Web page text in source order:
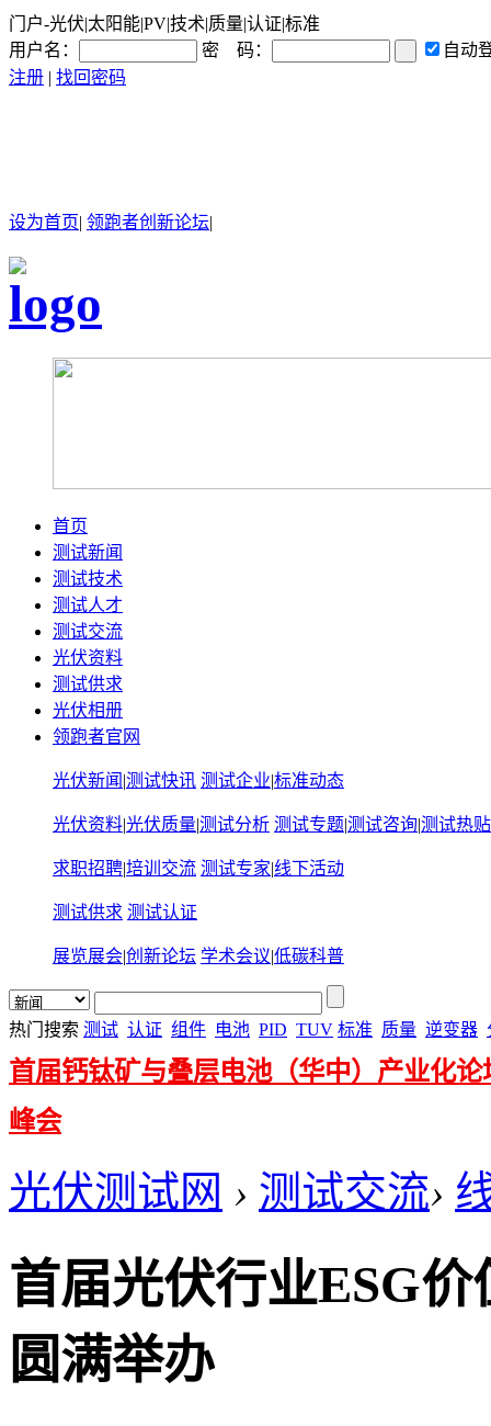
门户-光伏|太阳能|PV|技术|质量|认证|标准
用户名：
密 码：
自动
注册 | 找回密码
设为首页| 领跑者创新论坛|
首页
测试新闻
测试技术
测试人才
测试交流
光伏资料
测试供求
光伏相册
领跑者官网
光伏新闻 |测试快讯 测试企业|标准动态
光伏资料|光伏质量|测试分析 测试专题|测试咨询|测试热贴
求职招聘|培训交流 测试专家|线下活动
测试供求 测试认证
展览展会|创新论坛 学术会议|低碳科普
热门搜索 测试 认证 组件 电池 PID TUV 标准 质量 逆变器
首届钙钛矿与叠层电池（华中）产业化论
峰会
光伏测试网 › 测试交流›
首届光伏行业ESG
圆满举办